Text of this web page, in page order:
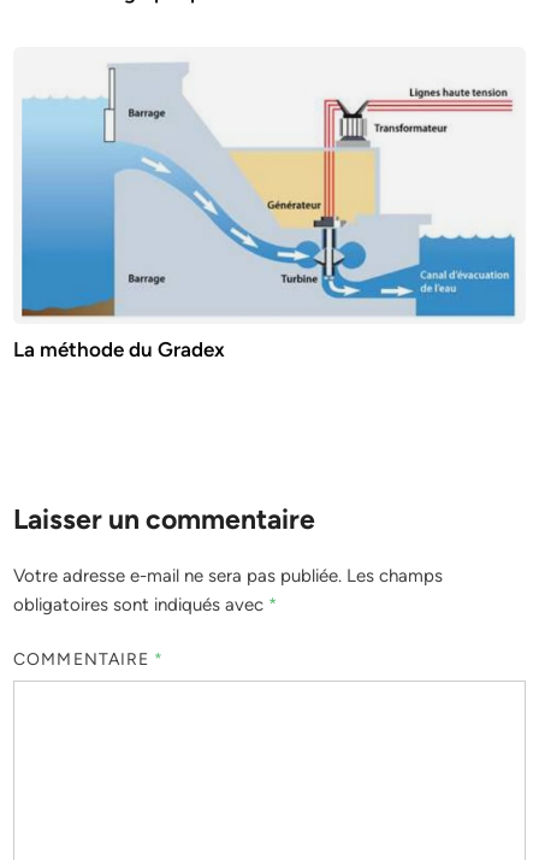
La méthode du Gradex
Laisser un commentaire
Votre adresse e-mail ne sera pas publiée. Les champs
obligatoires sont indiqués avec *
COMMENTAIRE *